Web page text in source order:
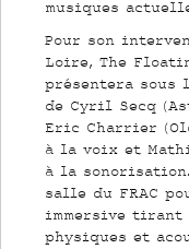
musiques
Pour son
Loire, The
présentera sous
de Cyril Secq
Eric Charrier
à la voix et
à la
salle du FRAC
immersive
physiques et